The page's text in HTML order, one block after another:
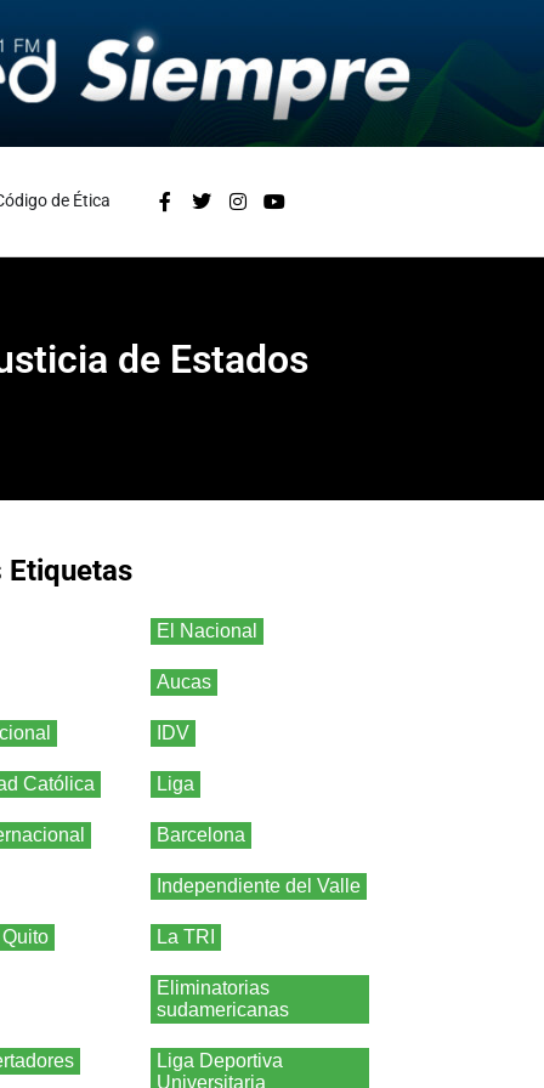
de Ética
de Estados
Etiquetas
El Nacional
Aucas
IDV
Católica Liga
Barcelona
Independiente del Valle
La TRI
Eliminatorias
sudamericanas
Liga Deportiva
Universitaria